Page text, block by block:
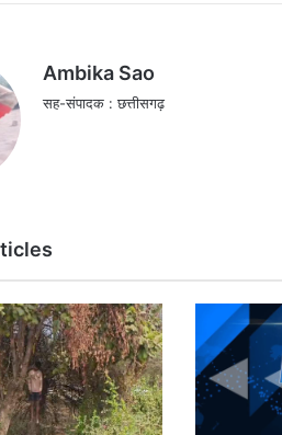
Ambika Sao
सह-संपादक : छत्तीसगढ़